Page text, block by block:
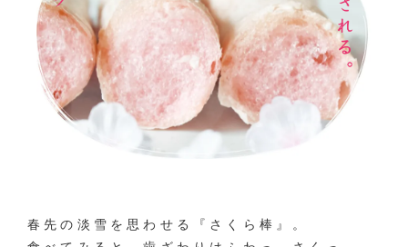
春先の淡雪を思わせる『さくら棒』。